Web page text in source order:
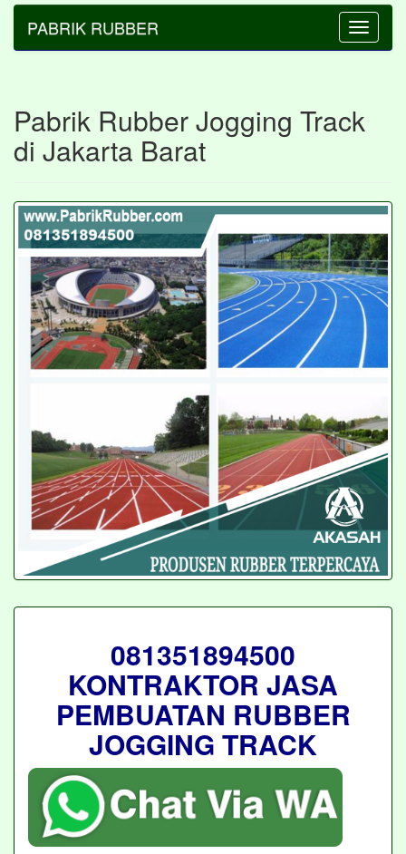
Toggle
PABRIK RUBBER
Pabrik Rubber Jogging Track
di Jakarta Barat
081351894500
KONTRAKTOR JASA
PEMBUATAN RUBBER
JOGGING TRACK